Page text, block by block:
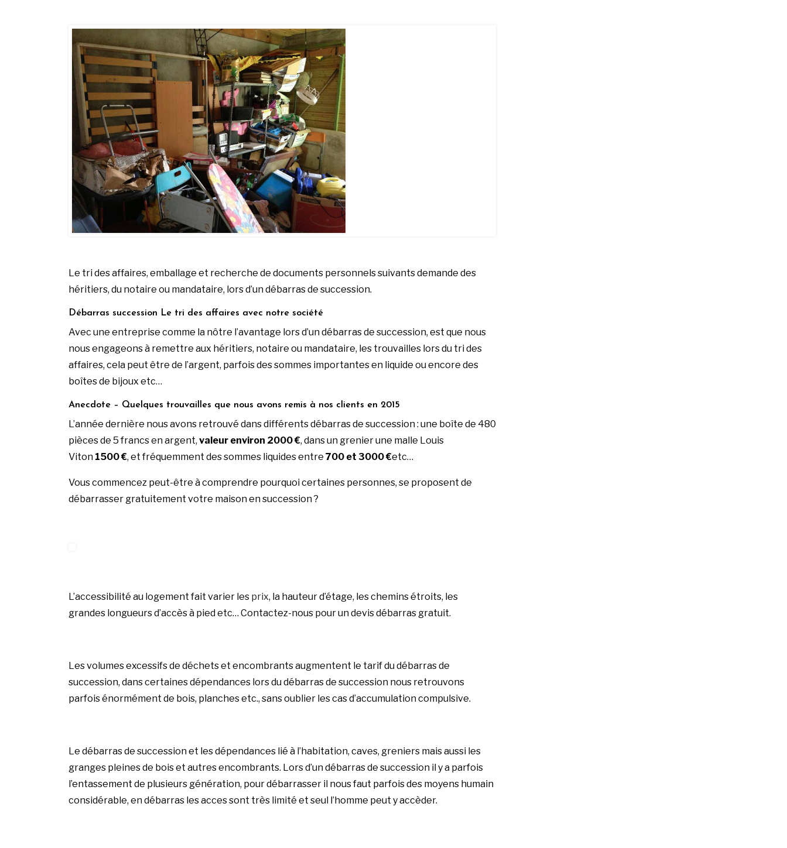
Le tri des affaires, emballage et recherche de documents personnels suivants demande des
héritiers, du notaire ou mandataire, lors d’un débarras de succession.
Débarras succession Le tri des affaires avec notre société
Avec une entreprise comme la nôtre l’avantage lors d’un débarras de succession, est que nous
nous engageons à remettre aux héritiers, notaire ou mandataire, les trouvailles lors du tri des
affaires, cela peut être de l’argent, parfois des sommes importantes en liquide ou encore des
boîtes de bijoux etc…
Anecdote – Quelques trouvailles que nous avons remis à nos clients en 2015
L’année dernière nous avons retrouvé dans différents débarras de succession : une boîte de 480
pièces de 5 francs en argent, valeur environ 2000 €, dans un grenier une malle Louis
Viton 1500 €, et fréquemment des sommes liquides entre 700 et 3000 €etc…
Vous commencez peut-être à comprendre pourquoi certaines personnes, se proposent de
débarrasser gratuitement votre maison en succession ?
L’accessibilité au logement fait varier les prix, la hauteur d’étage, les chemins étroits, les
grandes longueurs d’accès à pied etc… Contactez-nous pour un devis débarras gratuit.
Les volumes excessifs de déchets et encombrants augmentent le tarif du débarras de
succession, dans certaines dépendances lors du débarras de succession nous retrouvons
parfois énormément de bois, planches etc., sans oublier les cas d’accumulation compulsive.
Le débarras de succession et les dépendances lié à l’habitation, caves, greniers mais aussi les
granges pleines de bois et autres encombrants. Lors d’un débarras de succession il y a parfois
l’entassement de plusieurs génération, pour débarrasser il nous faut parfois des moyens humain
considérable, en débarras les acces sont très limité et seul l’homme peut y accèder.